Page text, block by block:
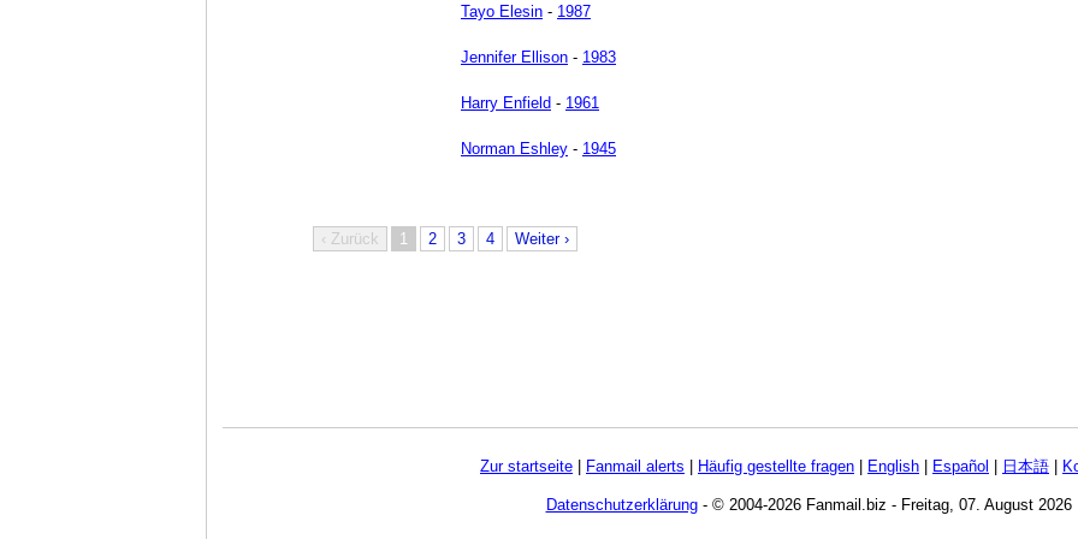
Tayo Elesin - 1987
Jennifer Ellison - 1983
Harry Enfield - 1961
Norman Eshley - 1945
‹ Zurück 1 2 3 4 Weiter ›
Zur startseite | Fanmail alerts | Häufig gestellte fragen | English | Español | 日本語 |
Datenschutzerklärung- © 2004-2026 Fanmail.biz - Freitag, 07. August 2026